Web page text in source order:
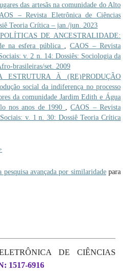
das artesãs na comunidade do Alto
– Revista Eletrônica de Ciências
Teoria Crítica – jan./jun. 2023
POLÍTICAS DE ANCESTRALIDADE:
na esfera pública , CAOS – Revista
v. 2 n. 14: Dossiês: Sociologia da
brasileiras/set. 2009
ESTRUTURA À (RE)PRODUÇÃO
social da indiferença no processo
da comunidade Jardim Edith e Água
nos anos de 1990 ,CAOS – Revista
v. 1 n. 30: Dossiê Teoria Crítica
pesquisa avançada por similaridadepara
DE CIÊNCIAS
1517-6916